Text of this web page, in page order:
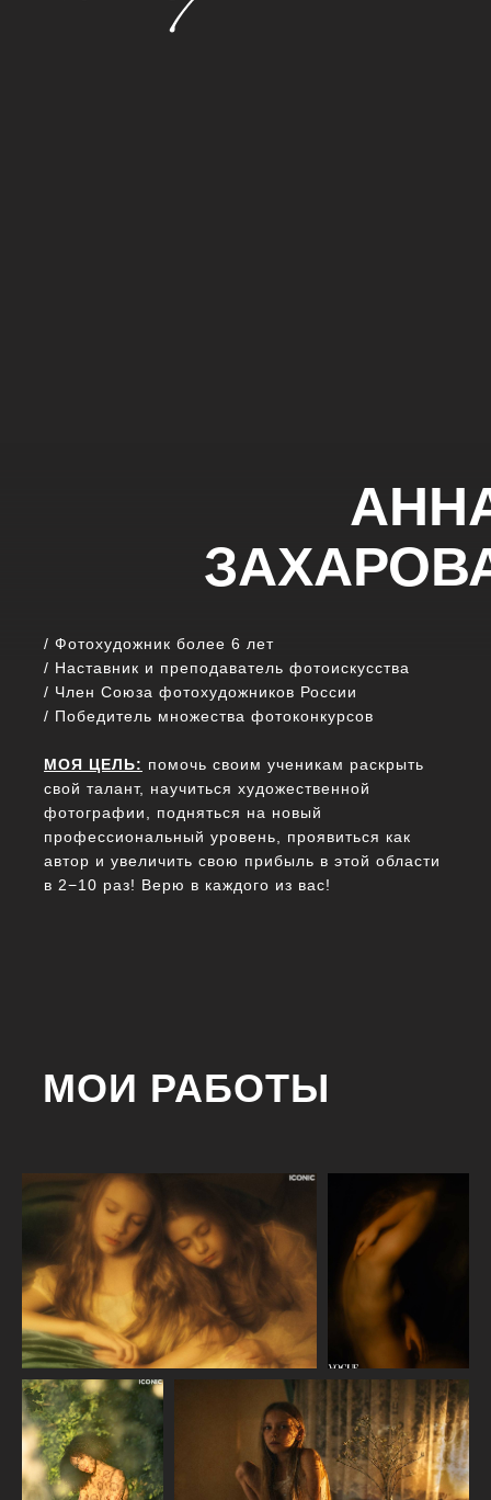
/ Фотохудожник более 6 лет
/ Наставник и преподаватель фотоискусства
/ Член Союза фотохудожников России
/ Победитель множества фотоконкурсов
МОЯ ЦЕЛЬ: помочь своим ученикам раскрыть
свой талант, научиться художественной
фотографии, подняться на новый
профессиональный уровень, проявиться как
автор и увеличить свою прибыль в этой области
в 2−10 раз! Верю в каждого из вас!
МОИ РАБОТЫ